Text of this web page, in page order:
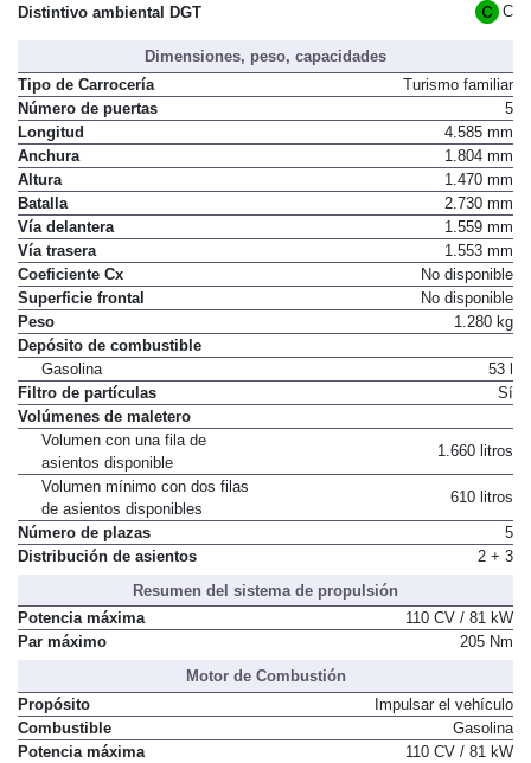
Distintivo ambiental DGT
C
Dimensiones, peso, capacidades
Tipo de Carrocería
Turismo familiar
Número de puertas
5
Longitud
4.585 mm
Anchura
1.804 mm
Altura
1.470 mm
Batalla
2.730 mm
Vía delantera
1.559 mm
Vía trasera
1.553 mm
Coeficiente Cx
No disponible
Superficie frontal
No disponible
Peso
1.280 kg
Depósito de combustible
Gasolina
53 l
Filtro de partículas
Sí
Volúmenes de maletero
Volumen con una fila de
asientos disponible
1.660 litros
Volumen mínimo con dos filas
de asientos disponibles
610 litros
Número de plazas
5
Distribución de asientos
2 + 3
Resumen del sistema de propulsión
Potencia máxima
110 CV / 81 kW
Par máximo
205 Nm
Motor de Combustión
Propósito
Impulsar el vehículo
Combustible
Gasolina
Potencia máxima
110 CV / 81 kW